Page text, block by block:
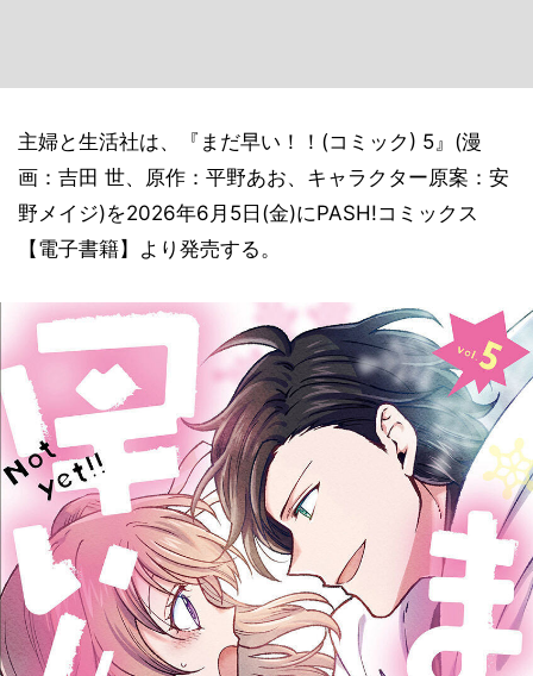
主婦と生活社は、『まだ早い！！(コミック) 5』(漫
画：吉田 世、原作：平野あお、キャラクター原案：安
野メイジ)を2026年6月5日(金)にPASH!コミックス
【電子書籍】より発売する。